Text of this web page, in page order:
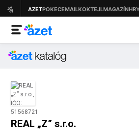
REAL „Z” s.r.o.